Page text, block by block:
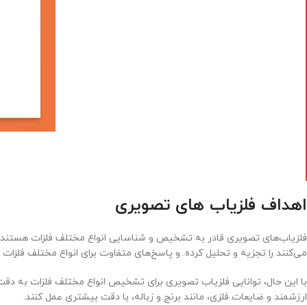
اهداف فلزیاب های تصویری
فلزیاب‌های تصویری قادر به تشخیص و شناسایی انواع مختلف فلزات هستند.
می‌کنند را تجزیه و تحلیل کرده. و پاسخ‌های متفاوت برای انواع مختلف فلزات
با این حال، توانایی فلزیاب تصویری برای تشخیص انواع مختلف فلزات به
ارزشمند و ضایعات فلزی، مانند برنج و زباله، با دقت بیشتری عمل کنند.